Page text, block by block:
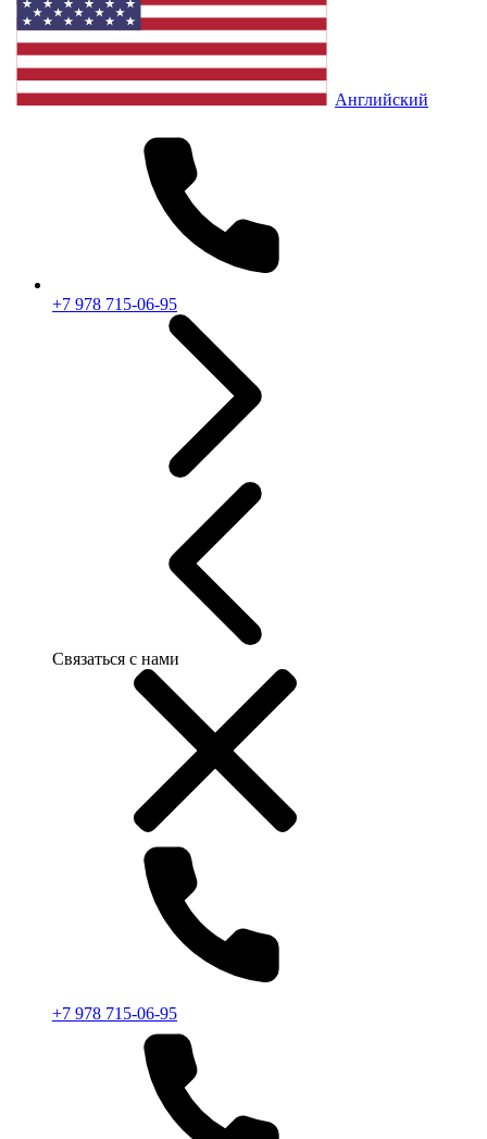
Английский
+7 978 715-06-95
Связаться с нами
+7 978 715-06-95